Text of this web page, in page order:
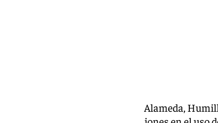
Los municipios malagueños de Alameda,